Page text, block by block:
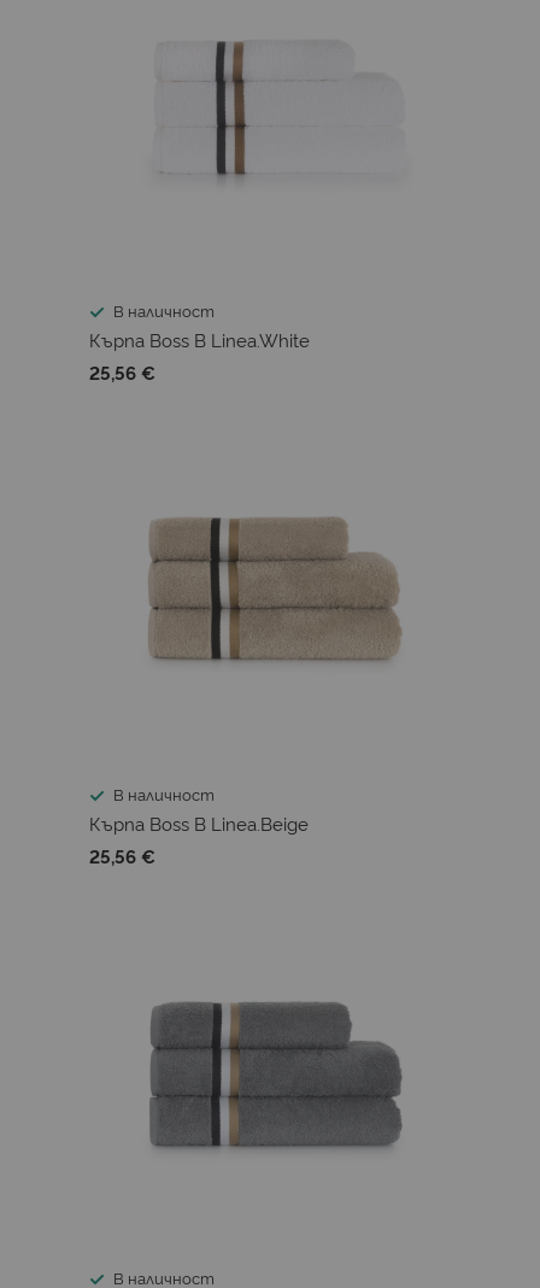
В наличност
Кърпа Boss B Linea.White
25,56 €
В наличност
Кърпа Boss B Linea.Beige
25,56 €
В наличност